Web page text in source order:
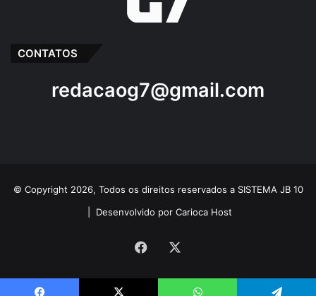
CONTATOS
redacaog7@gmail.com
© Copyright 2026, Todos os direitos reservados a SISTEMA JB 10
Desenvolvido por Carioca Host
Facebook